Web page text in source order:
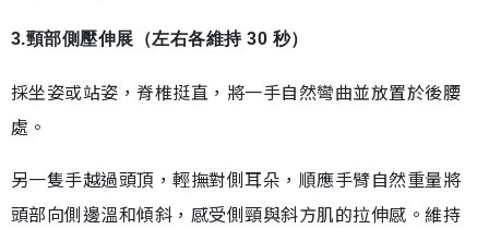
3.頸部側壓伸展（左右各維持 30 秒）
採坐姿或站姿，脊椎挺直，將一手自然彎曲並放置於後腰
處。
另一隻手越過頭頂，輕撫對側耳朵，順應手臂自然重量將
頭部向側邊溫和傾斜，感受側頸與斜方肌的拉伸感。維持